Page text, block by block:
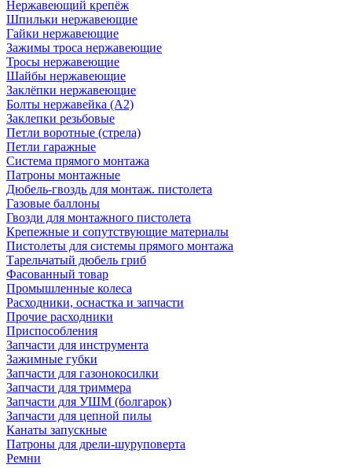
Нержавеющий крепёж
Шпильки нержавеющие
Гайки нержавеющие
Зажимы троса нержавеющие
Тросы нержавеющие
Шайбы нержавеющие
Заклёпки нержавеющие
Болты нержавейка (А2)
Заклепки резьбовые
Петли воротные (стрела)
Петли гаражные
Система прямого монтажа
Патроны монтажные
Дюбель-гвоздь для монтаж. пистолета
Газовые баллоны
Гвозди для монтажного пистолета
Крепежные и сопутствующие материалы
Пистолеты для системы прямого монтажа
Тарельчатый дюбель гриб
Фасованный товар
Промышленные колеса
Расходники, оснастка и запчасти
Прочие расходники
Приспособления
Запчасти для инструмента
Зажимные губки
Запчасти для газонокосилки
Запчасти для триммера
Запчасти для УШМ (болгарок)
Запчасти для цепной пилы
Канаты запускные
Патроны для дрели-шуруповерта
Ремни